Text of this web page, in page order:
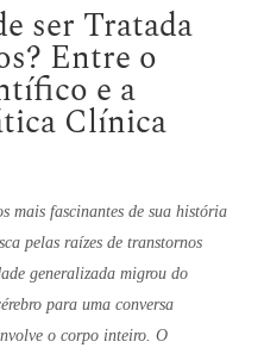
ser Tratada
Entre o
e a
Clínica
mais fascinantes de sua história
pelas raízes de transtornos
generalizada migrou do
para uma conversa
o corpo inteiro. O